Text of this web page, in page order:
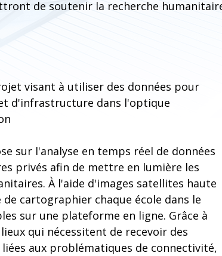
de soutenir la recherche
visant à utiliser des données pour
d'infrastructure dans l'optique
sur l'analyse en temps réel de données
privés afin de mettre en lumière les
À l'aide d'images satellites haute
cartographier chaque école dans le
sur une plateforme en ligne. Grâce à
qui nécessitent de recevoir des
aux problématiques de connectivité,